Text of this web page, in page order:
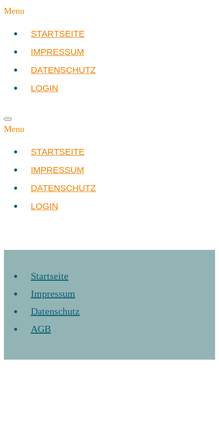
Menu
STARTSEITE
IMPRESSUM
DATENSCHUTZ
LOGIN
Menu
STARTSEITE
IMPRESSUM
DATENSCHUTZ
LOGIN
Startseite
Impressum
Datenschutz
AGB